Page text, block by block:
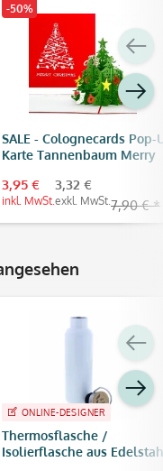
-50%
SALE - Colognecards Pop-
Karte Tannenbaum Merry
3,95 €
inkl. MwSt.
3,32 €
exkl. MwSt. 7,90 € *
ONLINE-DESIGNER
Thermosflasche /
Isolierflasche aus